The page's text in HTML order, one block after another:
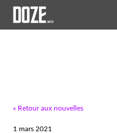
« Retour aux nouvelles
1 mars 2021